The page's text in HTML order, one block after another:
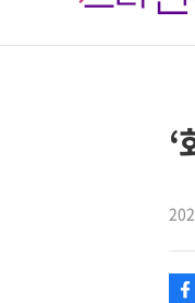
페
트
네
글씨
글씨